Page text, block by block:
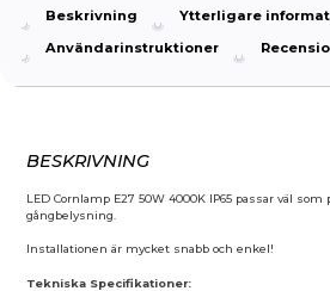
Beskrivning
Ytterligare
Användarinstruktioner
BESKRIVNING
LED Cornlamp E27 50W 4000K IP65 passar väl som
gångbelysning.
Installationen är mycket snabb och enkel!
Tekniska Specifikationer: